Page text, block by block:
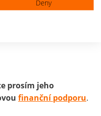
prosím jeho
finanční podporu.
Deny